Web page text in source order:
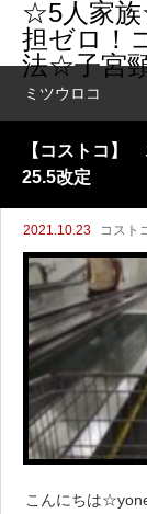
☆5人家族
担ゼロ！
法☆子宮
ミツウロコ
【コストコ】
25.5改定
2021.10.23 コスト
こんにちは